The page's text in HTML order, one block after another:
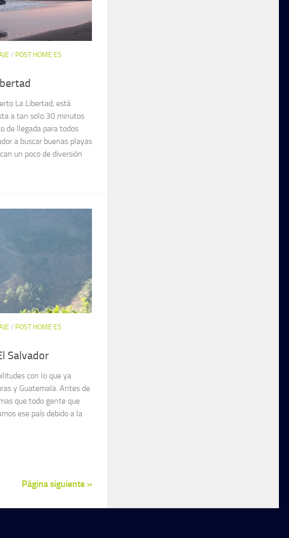
/ POST HOME ES
La Libertad, está
a tan solo 30 minutos
de llegada para todos
a buscar buenas playas
un poco de diversión
/ POST HOME ES
Salvador
con lo que ya
y Guatemala. Antes de
que todo gente que
ese país debido a la
Página siguiente »